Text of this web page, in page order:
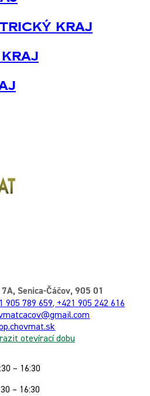
Kraj
Kraj
Senica-Čáčov, 905 01
905 789 659, +421 905 242 616
otevírací dobu
– 16:30
– 16:30